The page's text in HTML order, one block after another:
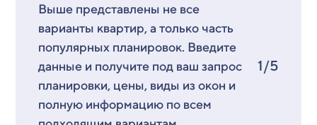
Выше представлены не все
варианты квартир, а только часть
популярных планировок. Введите
данные и получите под ваш запрос
планировки, цены, виды из окон и
полную информацию по всем
1/5